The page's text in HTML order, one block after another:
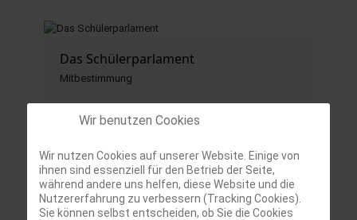
Das Schülerparlament
Mitbestimmung
Die Herz- und Hand-Stunde
Konzepte, Mitbestimmung
Wir benutzen Cookies
Wir nutzen Cookies auf unserer Website. Einige von
ihnen sind essenziell für den Betrieb der Seite,
während andere uns helfen, diese Website und die
Nutzererfahrung zu verbessern (Tracking Cookies).
Sie können selbst entscheiden, ob Sie die Cookies